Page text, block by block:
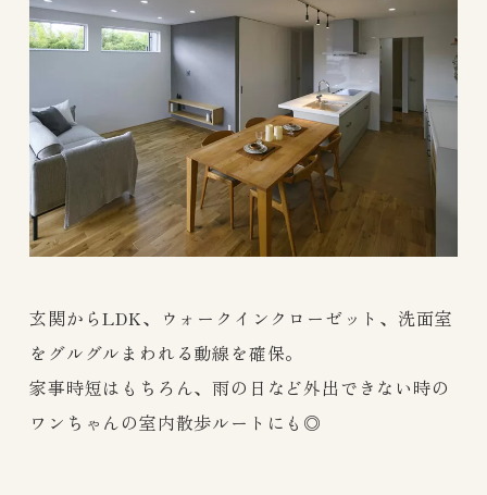
玄関からLDK、ウォークインクローゼット、洗面室
をグルグルまわれる動線を確保。
家事時短はもちろん、雨の日など外出できない時の
ワンちゃんの室内散歩ルートにも◎